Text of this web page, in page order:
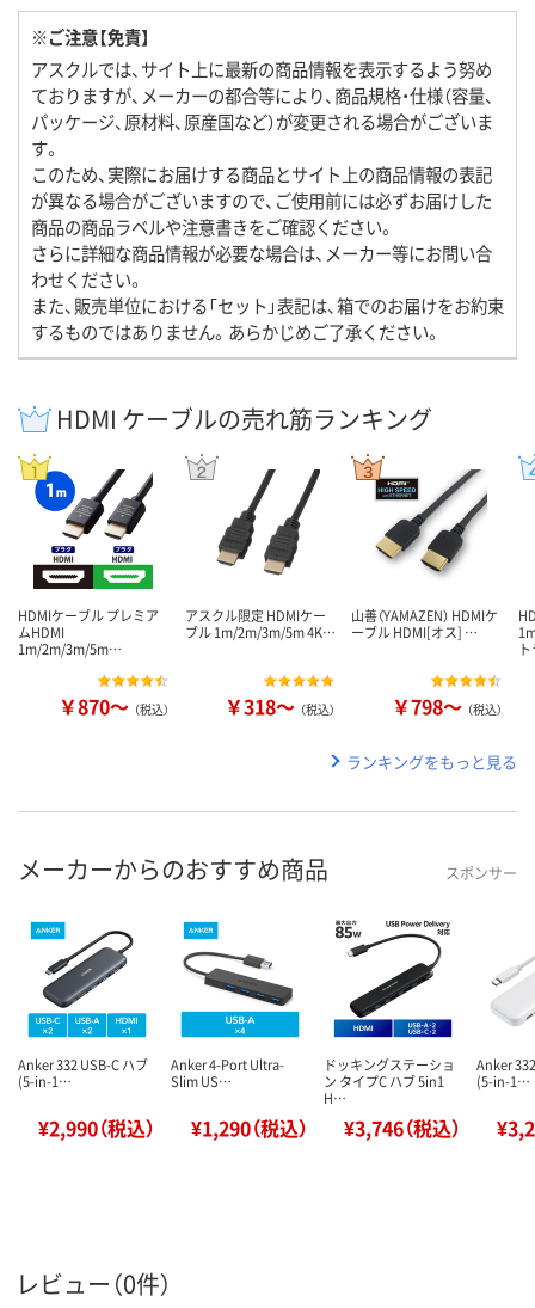
※ご注意【免責】
アスクルでは、サイト上に最新の商品情報を表示するよう努め
ておりますが、メーカーの都合等により、商品規格・仕様（容量、
パッケージ、原材料、原産国など）が変更される場合がございま
す。
このため、実際にお届けする商品とサイト上の商品情報の表記
が異なる場合がございますので、ご使用前には必ずお届けした
商品の商品ラベルや注意書きをご確認ください。
さらに詳細な商品情報が必要な場合は、メーカー等にお問い合
わせください。
また、販売単位における「セット」表記は、箱でのお届けをお約束
するものではありません。あらかじめご了承ください。
HDMI ケーブルの売れ筋ランキング
HDMIケーブル プレミア
ムHDMI
1m/2m/3m/5m…
￥870～ （税込）
アスクル限定 HDMIケー
ブル 1m/2m/3m/5m 4K…
￥318～ （税込）
山善（YAMAZEN） HDMIケ
ーブル HDMI[オス] …
￥798～ （税込）
ランキングをもっと見る
メーカーからのおすすめ商品 スポンサー
Anker 332 USB-C ハブ
(5-in-1…
¥2,990（税込）
Anker 4-Port Ultra-
Slim US…
¥1,290（税込）
ドッキングステーショ
ン タイプC ハブ 5in1
H…
¥3,746（税込）
Anker
(5-in-1…
レビュー（0件）